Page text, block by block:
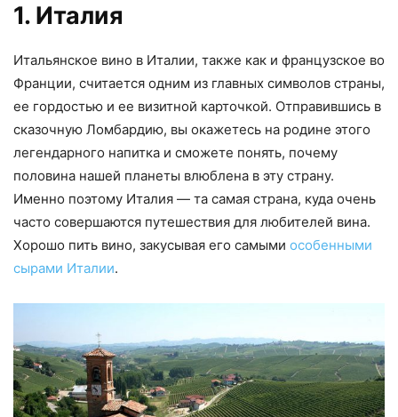
1. Италия
Итальянское вино в Италии, также как и французское во
Франции, считается одним из главных символов страны,
ее гордостью и ее визитной карточкой. Отправившись в
сказочную Ломбардию, вы окажетесь на родине этого
легендарного напитка и сможете понять, почему
половина нашей планеты влюблена в эту страну.
Именно поэтому Италия — та самая страна, куда очень
часто совершаются путешествия для любителей вина.
Хорошо пить вино, закусывая его самыми особенными
сырами Италии.